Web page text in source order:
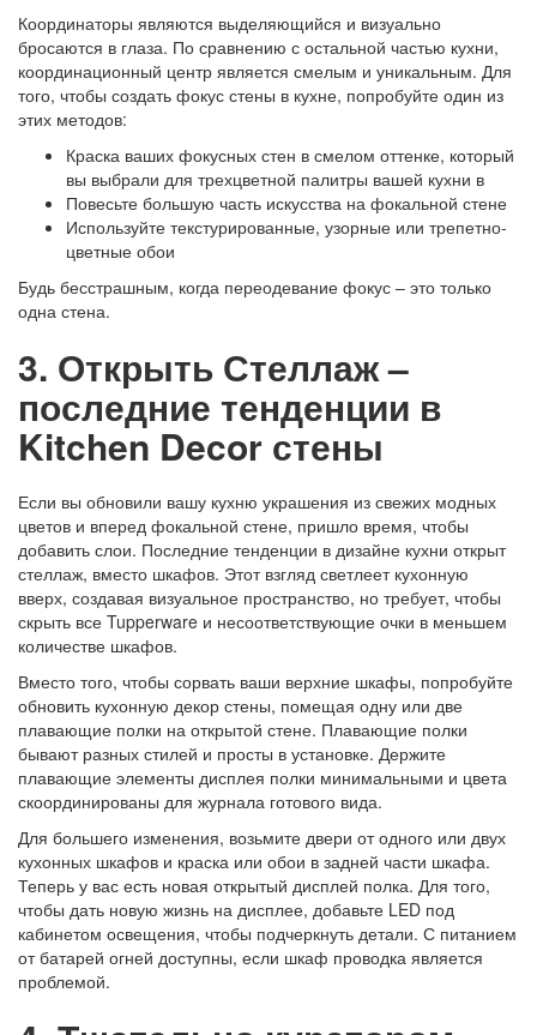
Координаторы являются выделяющийся и визуально
бросаются в глаза. По сравнению с остальной частью кухни,
координационный центр является смелым и уникальным. Для
того, чтобы создать фокус стены в кухне, попробуйте один из
этих методов:
Краска ваших фокусных стен в смелом оттенке, который
вы выбрали для трехцветной палитры вашей кухни в
Повесьте большую часть искусства на фокальной стене
Используйте текстурированные, узорные или трепетно-
цветные обои
Будь бесстрашным, когда переодевание фокус – это только
одна стена.
3. Открыть Стеллаж –
последние тенденции в
Kitchen Decor стены
Если вы обновили вашу кухню украшения из свежих модных
цветов и вперед фокальной стене, пришло время, чтобы
добавить слои. Последние тенденции в дизайне кухни открыт
стеллаж, вместо шкафов. Этот взгляд светлеет кухонную
вверх, создавая визуальное пространство, но требует, чтобы
скрыть все Tupperware и несоответствующие очки в меньшем
количестве шкафов.
Вместо того, чтобы сорвать ваши верхние шкафы, попробуйте
обновить кухонную декор стены, помещая одну или две
плавающие полки на открытой стене. Плавающие полки
бывают разных стилей и просты в установке. Держите
плавающие элементы дисплея полки минимальными и цвета
скоординированы для журнала готового вида.
Для большего изменения, возьмите двери от одного или двух
кухонных шкафов и краска или обои в задней части шкафа.
Теперь у вас есть новая открытый дисплей полка. Для того,
чтобы дать новую жизнь на дисплее, добавьте LED под
кабинетом освещения, чтобы подчеркнуть детали. С питанием
от батарей огней доступны, если шкаф проводка является
проблемой.